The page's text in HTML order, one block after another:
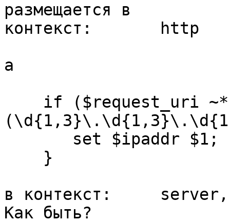
размещается в
контекст: 	http
а
в контекст: 	server, location, if
Как быть?